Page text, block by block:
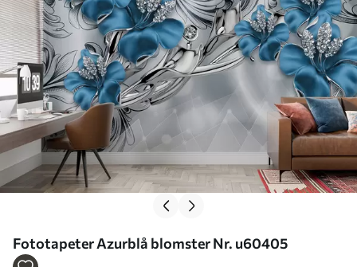
Fototapeter Azurblå blomster Nr. u60405